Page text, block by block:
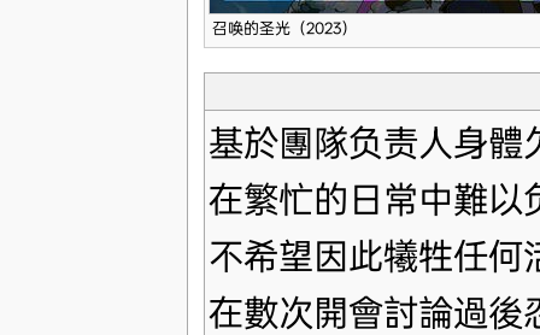
召唤的圣光（2023）
基於團隊负责人身體
在繁忙的日常中難以
不希望因此犧牲任何
在數次開會討論過後